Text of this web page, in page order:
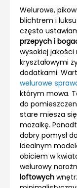
Welurowe,
blichtrem i
często
przepych i
wysokiej
kryształowymi
dodatkami.
welurowe
którym mowa.
do
stare miesza
mozaikę.
dobry pomysł
Idealnym
obiciem w
welurowy
loftowych